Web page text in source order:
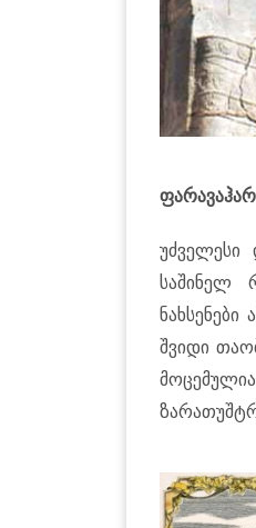
უძველესი
საშინელ
შვიდი